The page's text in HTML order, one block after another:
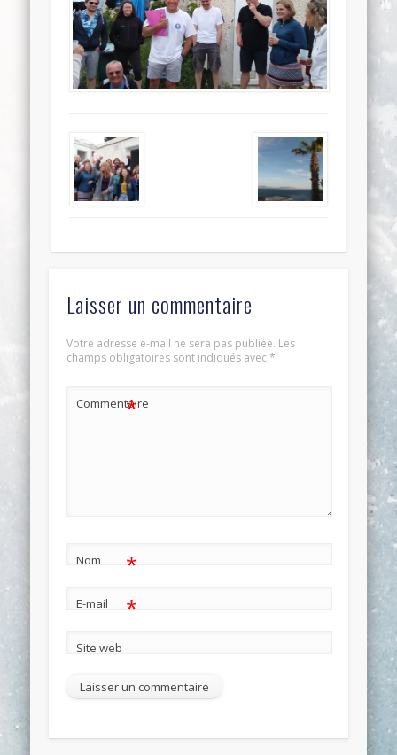
Laisser un commentaire
Votre adresse e-mail ne sera pas publiée. Les
champs obligatoires sont indiqués avec*
Commentaire
*
Nom *
E-mail *
Site web